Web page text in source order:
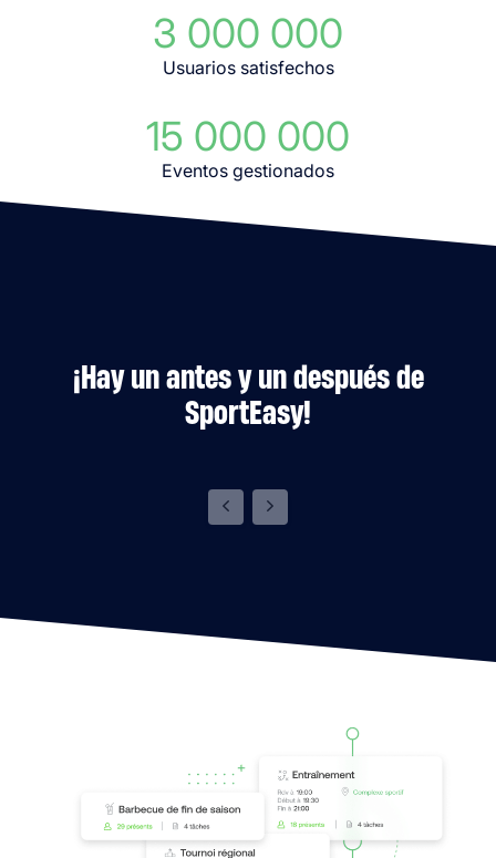
3 000 000
Usuarios satisfechos
15 000 000
Eventos gestionados
¡Hay un antes y un después de
SportEasy!